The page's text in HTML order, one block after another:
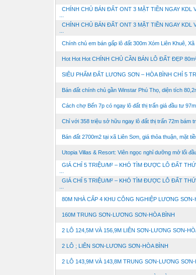
CHÍNH CHỦ BÁN ĐẤT ONT 3 MẶT TIỀN NGAY KDL
CHÍNH CHỦ BÁN ĐẤT ONT 3 MẶT TIỀN NGAY KDL
Chính chủ em bán gấp lô đất 300m Xóm Liên Khuê, Xã
Hot Hot Hot CHÍNH CHỦ CẦN BÁN LÔ ĐẤT ĐẸP 80m²
SIÊU PHẨM ĐẤT LƯƠNG SƠN – HÒA BÌNH CHỈ 5
Bán đất chính chủ gần Winstar Phú Thọ, diện tích
Cách chợ Bến 7p có ngay lô đất thị trấn giá đầu tư 97m
Chỉ với 358 triệu sở hữu ngay lô đất thị trấn 72m bám
Bán đất 2700m2 tại xã Liên Sơn, giá thỏa thuận, mặt
Utopia Villas & Resort: Viên ngọc nghỉ dưỡng mở lối đầu
GIÁ CHỈ 5 TRIỆU/M² – KHÓ TÌM ĐƯỢC LÔ ĐẤT
GIÁ CHỈ 5 TRIỆU/M² – KHÓ TÌM ĐƯỢC LÔ ĐẤT
80M NHÀ CẤP 4 KHU CÔNG NGHIỆP LƯƠNG SƠN-
160M TRUNG SƠN-LƯƠNG SƠN-HÒA BÌNH
2 LÔ 124,5M VÀ 156,9M LIÊN SƠN-LƯƠNG SƠN-
2 LÔ ; LIÊN SƠN-LƯƠNG SƠN-HÒA BÌNH
2 LÔ 143,9M VÀ 143,8M TRUNG SƠN-LƯƠNG SƠN-